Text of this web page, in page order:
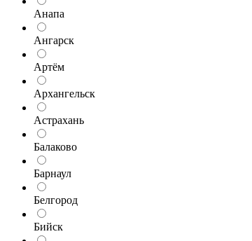
Анапа
Ангарск
Артём
Архангельск
Астрахань
Балаково
Барнаул
Белгород
Бийск